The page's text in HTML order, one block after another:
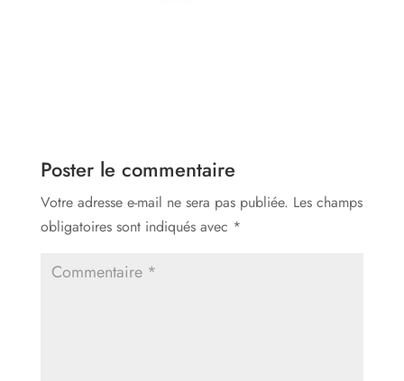
Poster le commentaire
Votre adresse e-mail ne sera pas publiée. Les champs
obligatoires sont indiqués avec *